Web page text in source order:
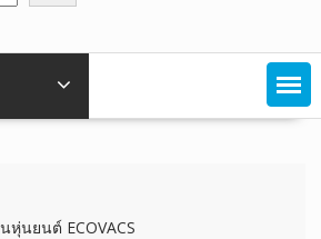
หุ่นยนต์ ECOVACS